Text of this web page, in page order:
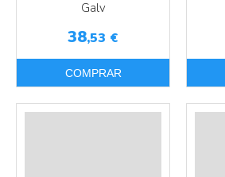
Galv
38,53 €
COMPRAR
Más info